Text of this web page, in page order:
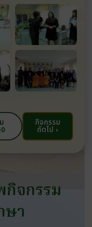
กิจกรรม
ถัดไป ›
กิจกรรม
ษา